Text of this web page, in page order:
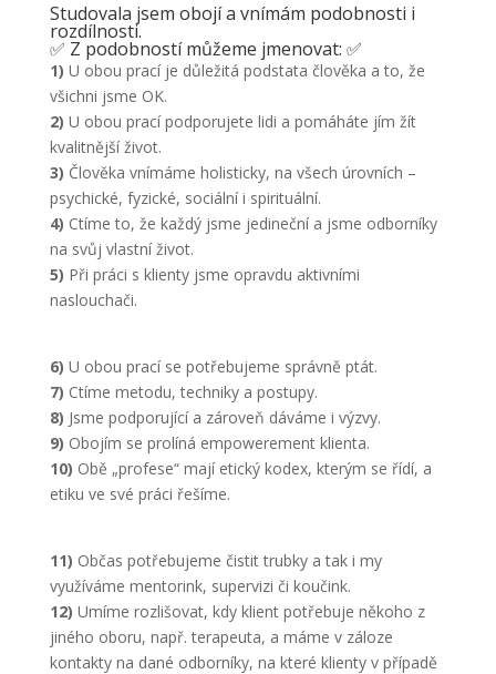
Studovala jsem obojí a vnímám podobnosti i
rozdílnosti.
✅ Z podobností můžeme jmenovat: ✅
1) U obou prací je důležitá podstata člověka a to, že
všichni jsme OK.
2) U obou prací podporujete lidi a pomáháte jím žít
kvalitnější život.
3) Člověka vnímáme holisticky, na všech úrovních –
psychické, fyzické, sociální i spirituální.
4) Ctíme to, že každý jsme jedineční a jsme odborníky
na svůj vlastní život.
5) Při práci s klienty jsme opravdu aktivními
naslouchači.
6) U obou prací se potřebujeme správně ptát.
7) Ctíme metodu, techniky a postupy.
8) Jsme podporující a zároveň dáváme i výzvy.
9) Obojím se prolíná empowerement klienta.
10) Obě „profese“ mají etický kodex, kterým se řídí, a
etiku ve své práci řešíme.
11) Občas potřebujeme čistit trubky a tak i my
využíváme mentorink, supervizi či koučink.
12) Umíme rozlišovat, kdy klient potřebuje někoho z
jiného oboru, např. terapeuta, a máme v záloze
kontakty na dané odborníky, na které klienty v případě
Nezbytné
Tyto
soubory
nejsou
volitelné.
pro
fungování
webových
stránek.
Statistiky
zlepšovat
funkčnost
strukturu
webových